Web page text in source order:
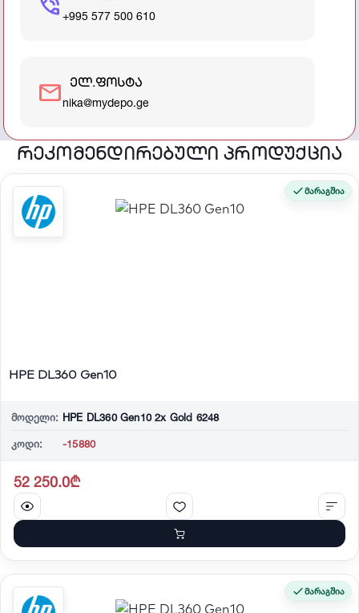
+995 577 500 610
mail ელ.ფოსტა
nika@mydepo.ge
რეკომენდირებული პროდუქცია
მარაგშია
HPE DL360 Gen10
მოდელი: HPE DL360 Gen10 2x Gold 6248
კოდი: -15880
52 250.0₾
მარაგშია